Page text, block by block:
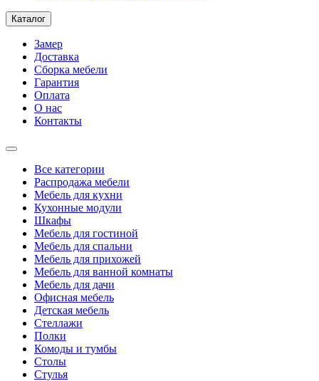
Каталог
Замер
Доставка
Сборка мебели
Гарантия
Оплата
О нас
Контакты
Все категории
Распродажа мебели
Мебель для кухни
Кухонные модули
Шкафы
Мебель для гостиной
Мебель для спальни
Мебель для прихожей
Мебель для ванной комнаты
Мебель для дачи
Офисная мебель
Детская мебель
Стеллажи
Полки
Комоды и тумбы
Столы
Стулья